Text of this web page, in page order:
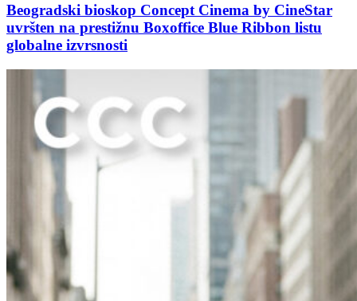
Beogradski bioskop Concept Cinema by CineStar
uvršten na prestižnu Boxoffice Blue Ribbon listu
globalne izvrsnosti